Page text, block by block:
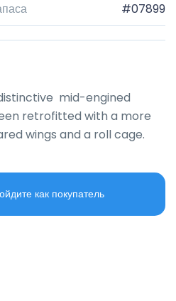
#07899
mid-engined
retrofitted with a more
wings and a roll cage.
как покупатель